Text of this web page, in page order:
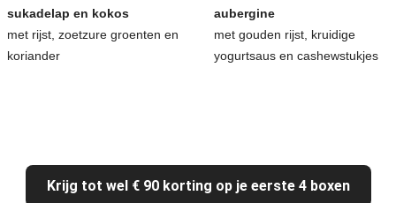
sukadelap en kokos
met rijst, zoetzure groenten en
koriander
aubergine
met gouden rijst, kruidige
yogurtsaus en cashewstukjes
Krijg tot wel € 90 korting op je eerste 4 boxen